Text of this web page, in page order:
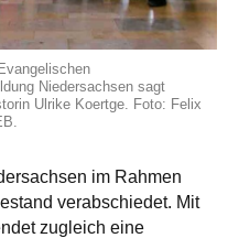
Niedersachsen sagt
Ulrike Koertge. Foto: Felix
im Rahmen
verabschiedet. Mit
zugleich eine